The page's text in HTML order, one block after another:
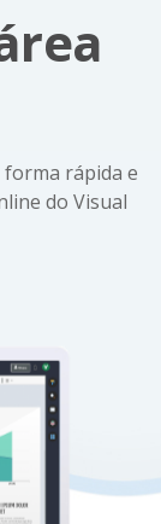
forma rápida e
do Visual